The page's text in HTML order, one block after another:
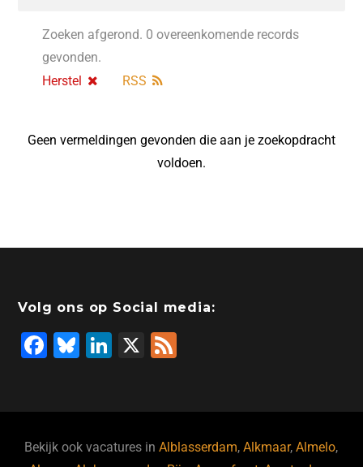
Zoeken afgerond. 0 overeenkomende records
gevonden.
Herstel
RSS
Geen vermeldingen gevonden die aan je zoekopdracht
voldoen.
Volg ons op Social media:
F
b
Bl
ky
Li
dI
X
Bekijk ook vacatures inAlblasserdam,Alkmaar,Almelo,